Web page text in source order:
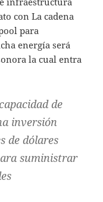
con La cadena
para
energía será
la cual entra
de
inversión
de dólares
suministrar